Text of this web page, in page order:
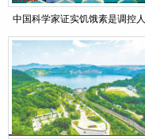
中国科学家证实饥饿素是调控人